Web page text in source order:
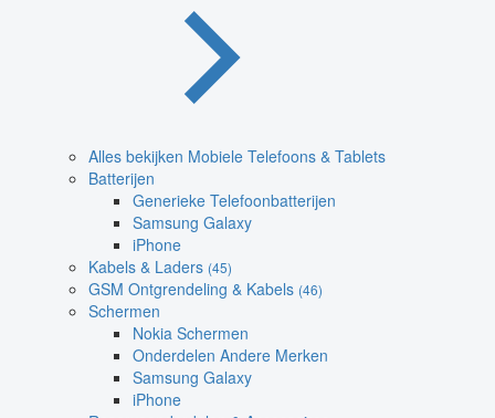
Alles bekijken Mobiele Telefoons & Tablets
Batterijen
Generieke Telefoonbatterijen
Samsung Galaxy
iPhone
Kabels & Laders (45)
GSM Ontgrendeling & Kabels (46)
Schermen
Nokia Schermen
Onderdelen Andere Merken
Samsung Galaxy
iPhone